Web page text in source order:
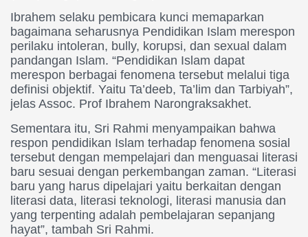
Ibrahem selaku pembicara kunci memaparkan
bagaimana seharusnya Pendidikan Islam merespon
perilaku intoleran, bully, korupsi, dan sexual dalam
pandangan Islam. “Pendidikan Islam dapat
merespon berbagai fenomena tersebut melalui tiga
definisi objektif. Yaitu Ta’deeb, Ta’lim dan Tarbiyah”,
jelas Assoc. Prof Ibrahem Narongraksakhet.
Sementara itu, Sri Rahmi menyampaikan bahwa
respon pendidikan Islam terhadap fenomena sosial
tersebut dengan mempelajari dan menguasai literasi
baru sesuai dengan perkembangan zaman. “Literasi
baru yang harus dipelajari yaitu berkaitan dengan
literasi data, literasi teknologi, literasi manusia dan
yang terpenting adalah pembelajaran sepanjang
hayat”, tambah Sri Rahmi.